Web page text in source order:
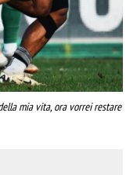
mia vita, ora vorrei restare